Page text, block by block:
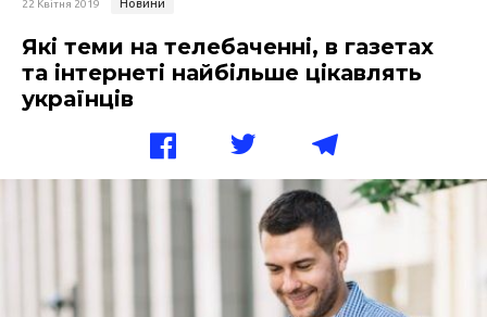
22 Квітня 2019 Новини
Які теми на телебаченні, в газетах
та інтернеті найбільше цікавлять
українців